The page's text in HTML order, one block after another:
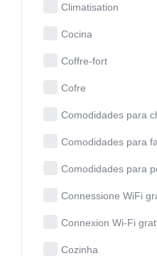
Climatisation
Cocina
Coffre-fort
Cofre
Comodidades para
Comodidades para
Comodidades para
Connessione WiFi
Connexion Wi-Fi
Cozinha